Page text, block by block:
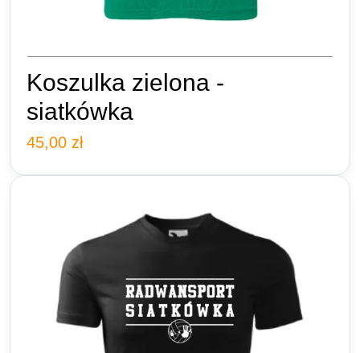
Koszulka zielona -
siatkówka
45,00 zł